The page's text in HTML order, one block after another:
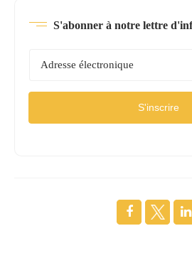
S'abonner à notre lettre
S'inscrire